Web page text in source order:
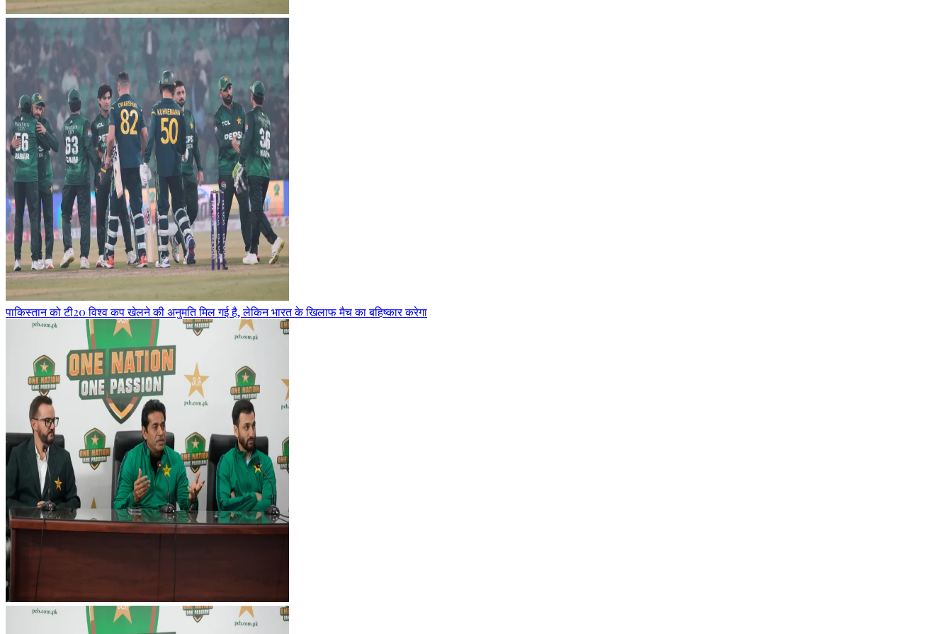
पाकिस्तान को टी20 विश्व कप खेलने की अनुमति मिल गई है, लेकिन भारत के खिलाफ मैच का बहिष्कार करेगा